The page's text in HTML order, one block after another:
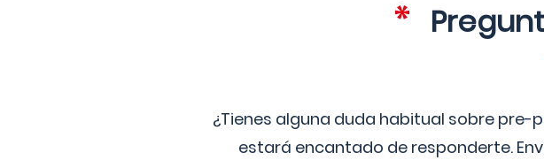
¿Tienes alguna duda habitual sobre
estará encantado de responderte.